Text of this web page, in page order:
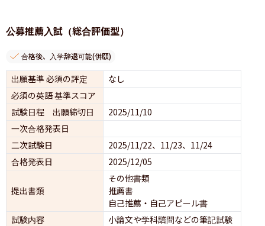
公募推薦入試（総合評価型）
合格後、入学辞退可能(併願)
出願基準 必須の評定
なし
必須の英語 基準スコア
試験日程 出願締切日
2025/11/10
一次合格発表日
二次試験日
2025/11/22、11/23、11/24
合格発表日
2025/12/05
提出書類
その他書類
推薦書
自己推薦・自己アピール書
試験内容
小論文や学科諮問などの筆記試験